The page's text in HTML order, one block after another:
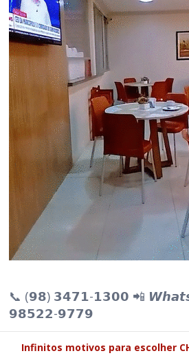
📞 (𝟵𝟴) 𝟯𝟰𝟳𝟭-𝟭𝟯𝟬𝟬 📲
𝟵𝟴𝟱𝟮𝟮-𝟵𝟳𝟳𝟵
Infinitos motivos para escolher